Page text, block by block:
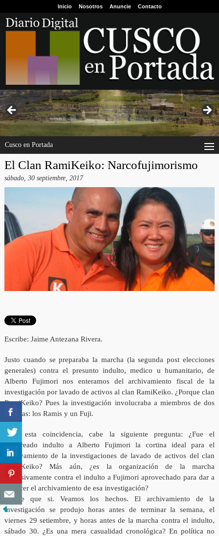
Inicio Nosotros Anuncie Contacto
Cusco en Portada
El Clan RamiKeiko: Narcofujimorismo
sábado, 30 septiembre, 2017
Escribe: Jaime Antezana Rivera.
Justo cuando se preparaba la marcha (la segunda post elecciones
generales) contra el presunto indulto, medico u humanitario, de
Alberto Fujimori nos enteramos del archivamiento fiscal de la
investigación por lavado de activos al clan RamiKeiko. ¿Porque clan
RamiKeiko? Pues la investigación involucraba a miembros de dos
familias: los Ramis y un Fuji.
Ante esta coincidencia, cabe la siguiente pregunta: ¿Fue el
rumoreado indulto a Alberto Fujimori la cortina ideal para el
archivamiento de la investigaciones de lavado de activos del clan
RamiKeiko? Más aún, ¿es la organización de la marcha
exclusivamente contra el indulto a Fujimori aprovechado para dar a
conocer el archivamiento de esa investigación?
Parece que si. Veamos los hechos. El archivamiento de la
investigación se produjo horas antes de terminar la semana, el
viernes 29 setiembre, y horas antes de la marcha contra el indulto,
sábado 30. ¿Es una mera casualidad cronológica? En política no